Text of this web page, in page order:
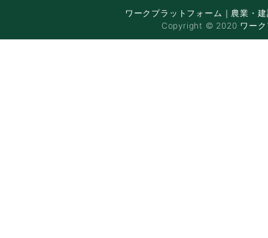
ワークプラットフォーム｜農業・
Copyright © 2020 ワーク